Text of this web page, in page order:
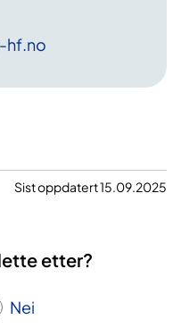
hf.no
Sist oppdatert 15.09.2025
etter?
Nei